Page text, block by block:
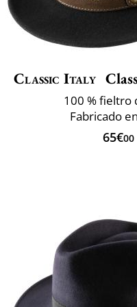
Classic Italy
100 % fieltro
Fabricado
65€00